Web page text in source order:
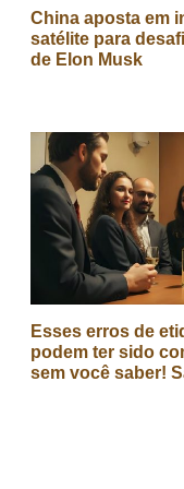
China aposta em
satélite para
de Elon Musk
Esses erros de
podem ter sido
sem você saber!